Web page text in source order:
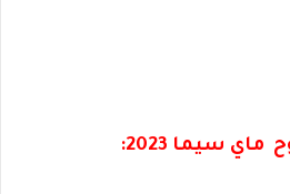
سيما 2023: